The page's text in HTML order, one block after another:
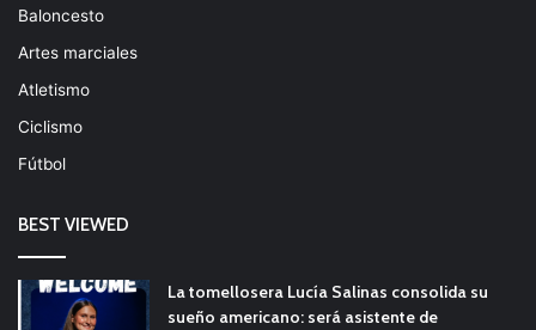
Baloncesto
Artes marciales
Atletismo
Ciclismo
Fútbol
BEST VIEWED
La tomellosera Lucía Salinas consolida su
sueño americano: será asistente de